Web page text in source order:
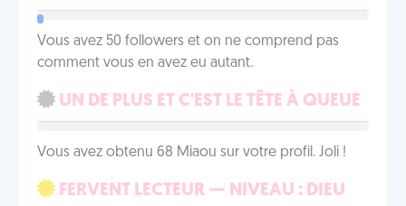
Vous avez 50 followers et on ne comprend pas
comment vous en avez eu autant.
UN DE PLUS ET C'EST LE TÊTE À QUEUE
Vous avez obtenu 68 Miaou sur votre profil. Joli !
FERVENT LECTEUR — NIVEAU : DIEU